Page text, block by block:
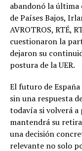
abandonó la última
de Países Bajos,
AVROTROS, RTÉ,
cuestionaron la
dejaron su
postura de la UER.
El futuro de
sin una respuesta
todavía si volverá
mantendrá su
una decisión
relevante no solo